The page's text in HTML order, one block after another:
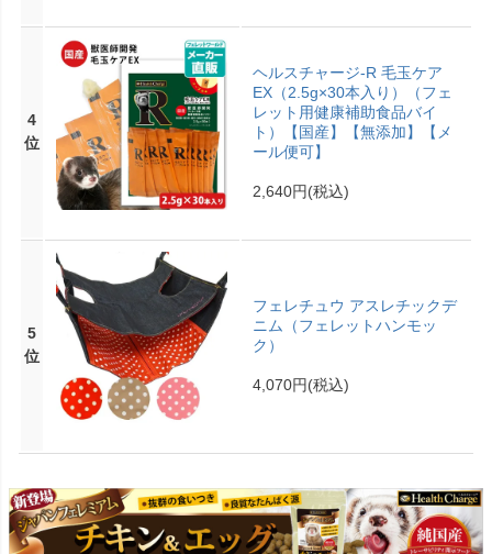
4
位
ヘルスチャージ-R 毛玉ケア
EX（2.5g×30本入り）（フェ
レット用健康補助食品バイ
ト）【国産】【無添加】【メ
ール便可】
2,640円(税込)
5
位
フェレチュウ アスレチックデ
ニム（フェレットハンモッ
ク）
4,070円(税込)